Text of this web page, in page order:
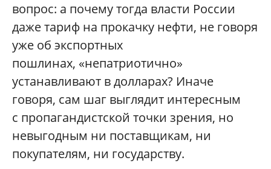
вопрос: а почему тогда власти России
даже тариф на прокачку нефти, не говоря
уже об экспортных
пошлинах, «непатриотично»
устанавливают в долларах? Иначе
говоря, сам шаг выглядит интересным
с пропагандистской точки зрения, но
невыгодным ни поставщикам, ни
покупателям, ни государству.